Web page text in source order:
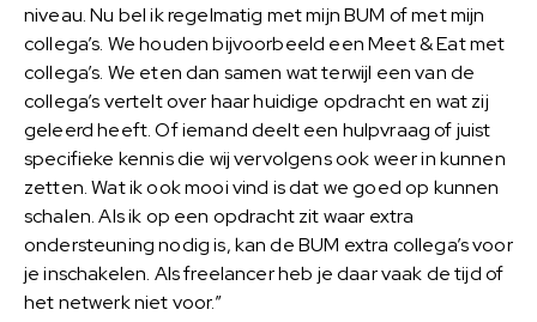
niveau. Nu bel ik regelmatig met mijn BUM of met mijn
collega’s. We houden bijvoorbeeld een Meet & Eat met
collega’s. We eten dan samen wat terwijl een van de
collega’s vertelt over haar huidige opdracht en wat zij
geleerd heeft. Of iemand deelt een hulpvraag of juist
specifieke kennis die wij vervolgens ook weer in kunnen
zetten. Wat ik ook mooi vind is dat we goed op kunnen
schalen. Als ik op een opdracht zit waar extra
ondersteuning nodig is, kan de BUM extra collega’s voor
je inschakelen. Als freelancer heb je daar vaak de tijd of
het netwerk niet voor.”